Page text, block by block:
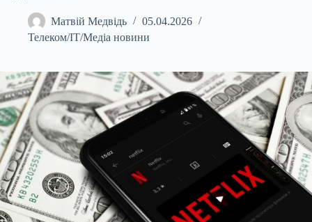
Матвій Медвідь
05.04.2026
Телеком/ІТ/Медіа новини